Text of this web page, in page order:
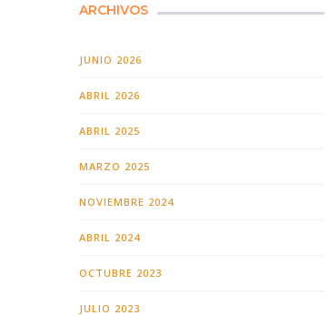
ARCHIVOS
JUNIO 2026
ABRIL 2026
ABRIL 2025
MARZO 2025
NOVIEMBRE 2024
ABRIL 2024
OCTUBRE 2023
JULIO 2023